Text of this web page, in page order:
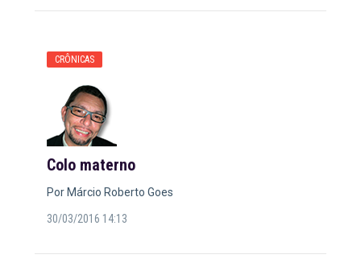
CRÔNICAS
Colo materno
Por Márcio Roberto Goes
30/03/2016 14:13